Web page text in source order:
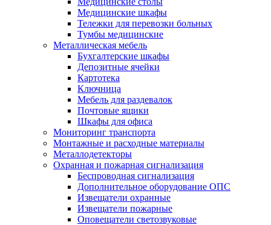
Медицинские шкафы
Тележки для перевозки больных
Тумбы медицинские
Металлическая мебель
Бухгалтерские шкафы
Депозитные ячейки
Картотека
Ключница
Мебель для раздевалок
Почтовые ящики
Шкафы для офиса
Мониторинг транспорта
Монтажные и расходные материалы
Металлодетекторы
Охранная и пожарная сигнализация
Беспроводная сигнализация
Дополнительное оборудование ОПС
Извещатели охранные
Извещатели пожарные
Оповещатели светозвуковые